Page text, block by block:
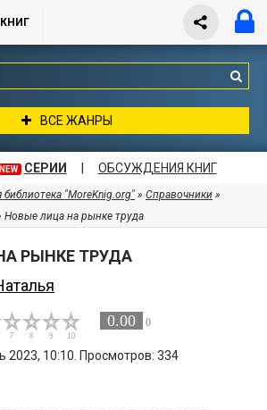
ВСЕ ЖАНРЫ
NEW СЕРИИ ОБСУЖДЕНИЯ КНИГ
библиотека "MoreKnig.org" » Справочники »
Новые лица на рынке труда
РЫНКЕ ТРУДА
0.00 0
2023, 10:10. Просмотров: 334